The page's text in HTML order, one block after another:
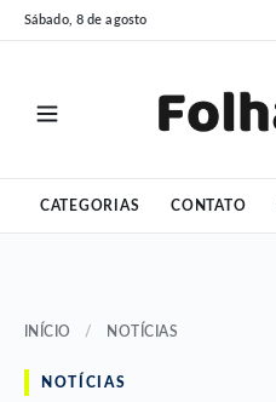
Pular
para
Pular
para
Sábado, 8 de agosto
CATEGORIAS CONTATO
INÍCIO / NOTÍCIAS
NOTÍCIAS